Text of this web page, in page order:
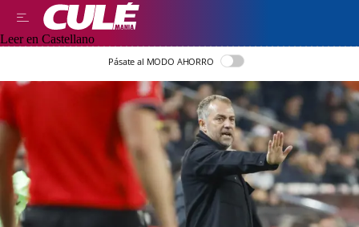
Leer en Castellano
Pásate al MODO AHORRO